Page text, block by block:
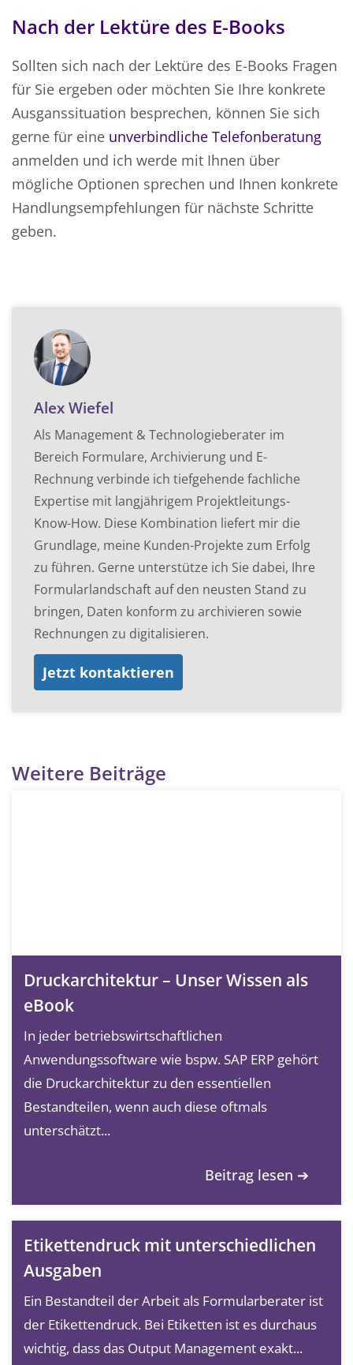
Nach der Lektüre des E-Books
Sollten sich nach der Lektüre des E-Books Fragen
für Sie ergeben oder möchten Sie Ihre konkrete
Ausganssituation besprechen, können Sie sich
gerne für eine unverbindliche Telefonberatung
anmelden und ich werde mit Ihnen über
mögliche Optionen sprechen und Ihnen konkrete
Handlungsempfehlungen für nächste Schritte
geben.
Alex Wiefel
Als Management & Technologieberater im
Bereich Formulare, Archivierung und E-
Rechnung verbinde ich tiefgehende fachliche
Expertise mit langjährigem Projektleitungs-
Know-How. Diese Kombination liefert mir die
Grundlage, meine Kunden-Projekte zum Erfolg
zu führen. Gerne unterstütze ich Sie dabei, Ihre
Formularlandschaft auf den neusten Stand zu
bringen, Daten konform zu archivieren sowie
Rechnungen zu digitalisieren.
Jetzt kontaktieren
Weitere Beiträge
Druckarchitektur – Unser Wissen als
eBook
In jeder betriebswirtschaftlichen
Anwendungssoftware wie bspw. SAP ERP gehört
die Druckarchitektur zu den essentiellen
Bestandteilen, wenn auch diese oftmals
unterschätzt...
Beitrag lesen ➔
Etikettendruck mit unterschiedlichen
Ausgaben
Ein Bestandteil der Arbeit als Formularberater ist
der Etikettendruck. Bei Etiketten ist es durchaus
wichtig, dass das Output Management exakt...